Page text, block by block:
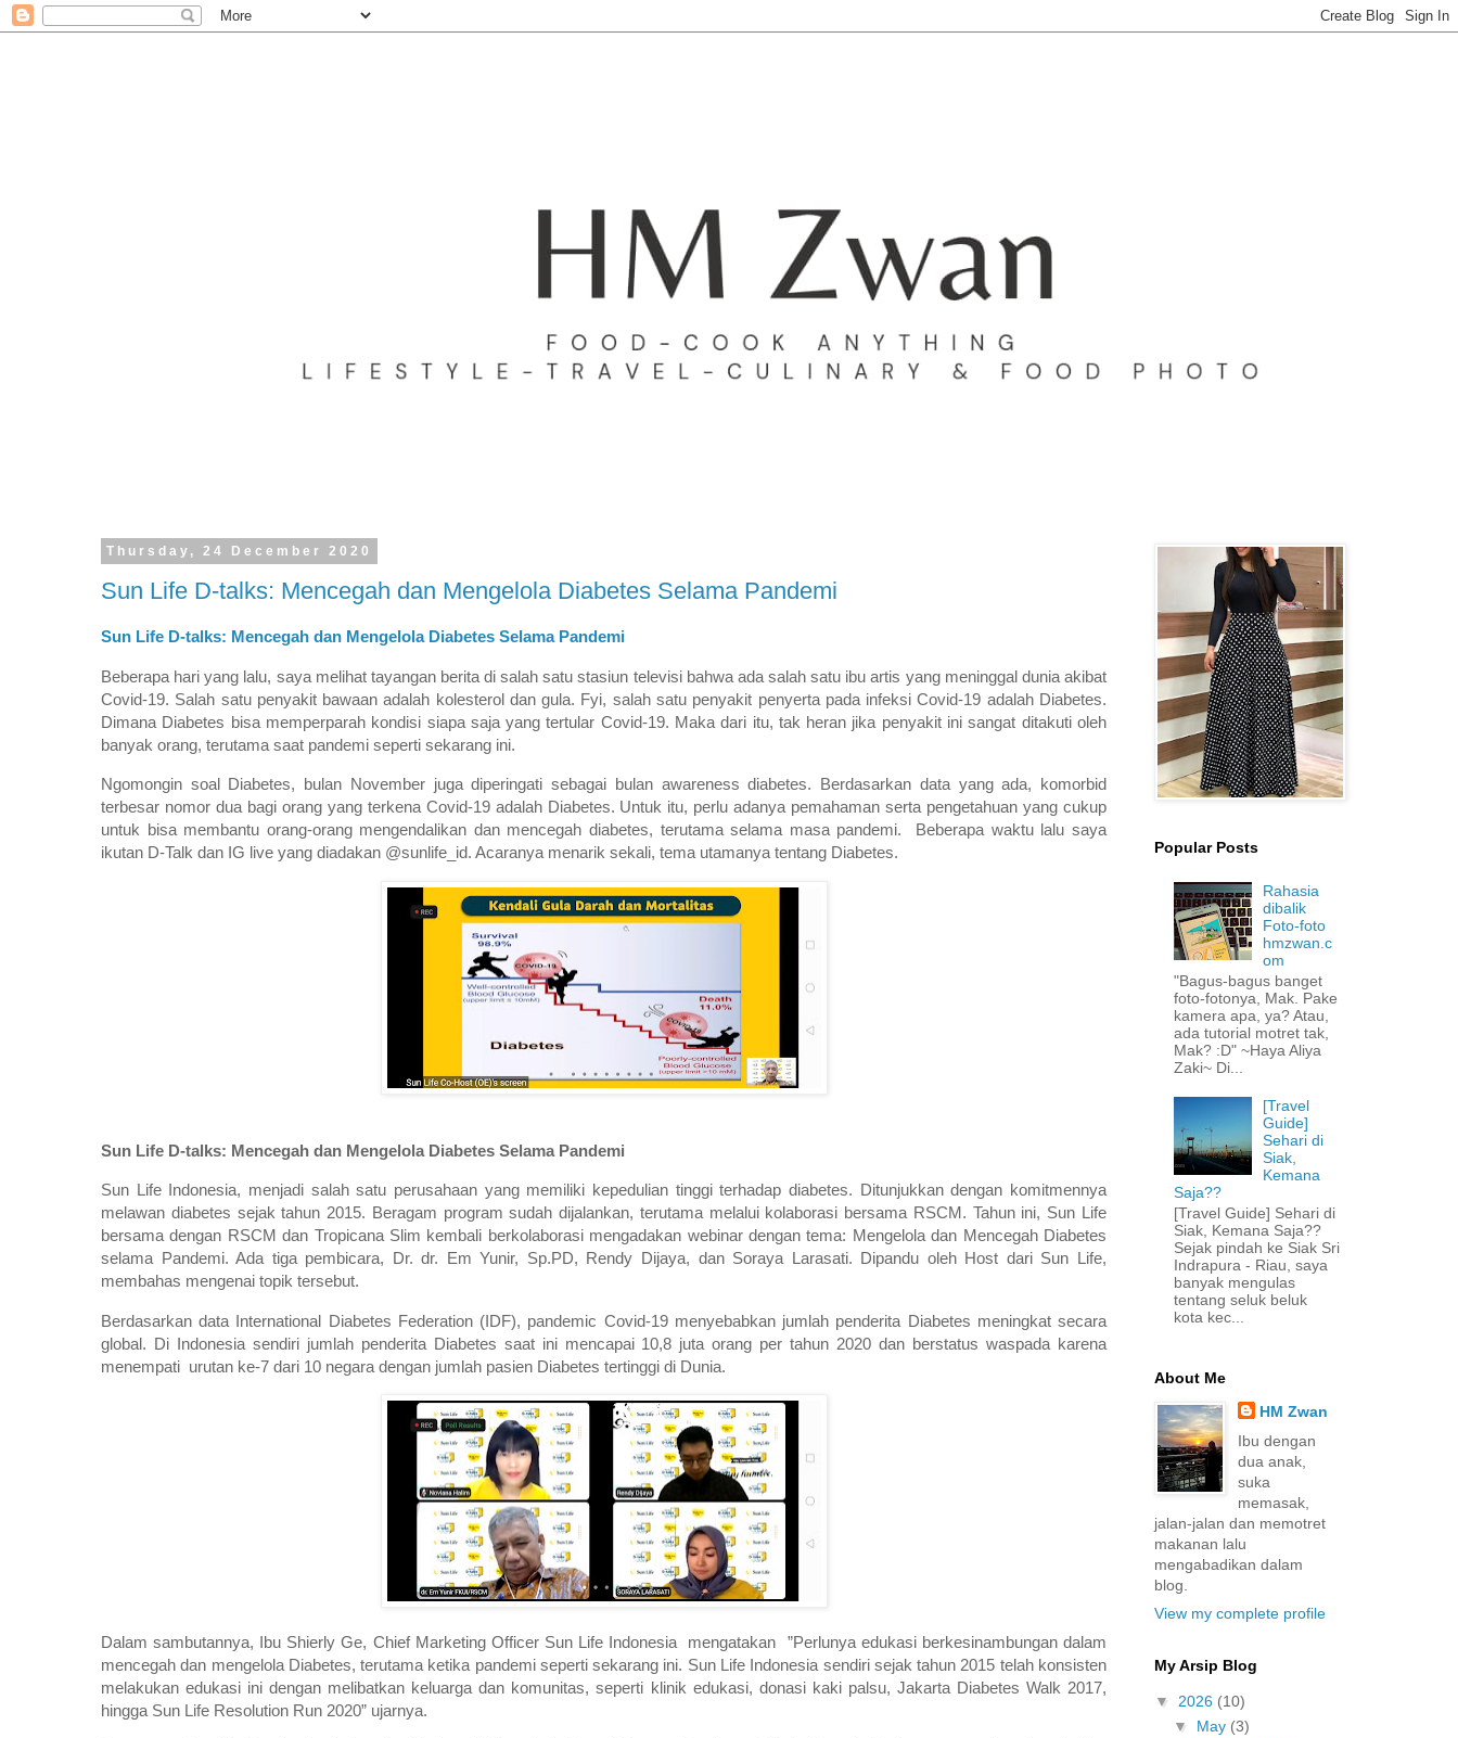
Thursday, 24 December 2020
Sun Life D-talks: Mencegah dan Mengelola Diabetes Selama Pandemi
Sun Life D-talks: Mencegah dan Mengelola Diabetes Selama Pandemi
Beberapa hari yang lalu, saya melihat tayangan berita di salah satu stasiun televisi bahwa ada salah satu ibu artis yang meninggal dunia akibat
Covid-19. Salah satu penyakit bawaan adalah kolesterol dan gula. Fyi, salah satu penyakit penyerta pada infeksi Covid-19 adalah Diabetes.
Dimana Diabetes bisa memperparah kondisi siapa saja yang tertular Covid-19. Maka dari itu, tak heran jika penyakit ini sangat ditakuti oleh
banyak orang, terutama saat pandemi seperti sekarang ini.
Ngomongin soal Diabetes, bulan November juga diperingati sebagai bulan awareness diabetes. Berdasarkan data yang ada, komorbid
terbesar nomor dua bagi orang yang terkena Covid-19 adalah Diabetes. Untuk itu, perlu adanya pemahaman serta pengetahuan yang cukup
untuk bisa membantu orang-orang mengendalikan dan mencegah diabetes, terutama selama masa pandemi. Beberapa waktu lalu saya
ikutan D-Talk dan IG live yang diadakan @sunlife_id. Acaranya menarik sekali, tema utamanya tentang Diabetes.
Sun Life D-talks: Mencegah dan Mengelola Diabetes Selama Pandemi
Sun Life Indonesia, menjadi salah satu perusahaan yang memiliki kepedulian tinggi terhadap diabetes. Ditunjukkan dengan komitmennya
melawan diabetes sejak tahun 2015. Beragam program sudah dijalankan, terutama melalui kolaborasi bersama RSCM. Tahun ini, Sun Life
bersama dengan RSCM dan Tropicana Slim kembali berkolaborasi mengadakan webinar dengan tema: Mengelola dan Mencegah Diabetes
selama Pandemi. Ada tiga pembicara, Dr. dr. Em Yunir, Sp.PD, Rendy Dijaya, dan Soraya Larasati. Dipandu oleh Host dari Sun Life,
membahas mengenai topik tersebut.
Berdasarkan data International Diabetes Federation (IDF), pandemic Covid-19 menyebabkan jumlah penderita Diabetes meningkat secara
global. Di Indonesia sendiri jumlah penderita Diabetes saat ini mencapai 10,8 juta orang per tahun 2020 dan berstatus waspada karena
menempati urutan ke-7 dari 10 negara dengan jumlah pasien Diabetes tertinggi di Dunia.
Dalam sambutannya, Ibu Shierly Ge, Chief Marketing Officer Sun Life Indonesia mengatakan ”Perlunya edukasi berkesinambungan dalam
mencegah dan mengelola Diabetes, terutama ketika pandemi seperti sekarang ini. Sun Life Indonesia sendiri sejak tahun 2015 telah konsisten
melakukan edukasi ini dengan melibatkan keluarga dan komunitas, seperti klinik edukasi, donasi kaki palsu, Jakarta Diabetes Walk 2017,
hingga Sun Life Resolution Run 2020” ujarnya.
Popular Posts
Rahasia
dibalik
Foto-foto
hmzwan.c
om
"Bagus-bagus banget
foto-fotonya, Mak. Pake
kamera apa, ya? Atau,
ada tutorial motret tak,
Mak? :D" ~Haya Aliya
Zaki~ Di...
[Travel
Guide]
Sehari di
Siak,
Kemana
Saja??
[Travel Guide] Sehari di
Siak, Kemana Saja??
Sejak pindah ke Siak Sri
Indrapura - Riau, saya
banyak mengulas
tentang seluk beluk
kota kec...
About Me
HM Zwan
Ibu dengan
dua anak,
suka
memasak,
jalan-jalan dan memotret
makanan lalu
mengabadikan dalam
blog.
View my complete profile
My Arsip Blog
▼ 2026 (10)
▼ May (3)